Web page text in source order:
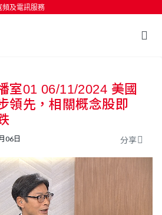
頻及電訊服務
按輸入鍵開始搜尋
室01 06/11/2024 美國
領先，相關概念股即
06日 分享